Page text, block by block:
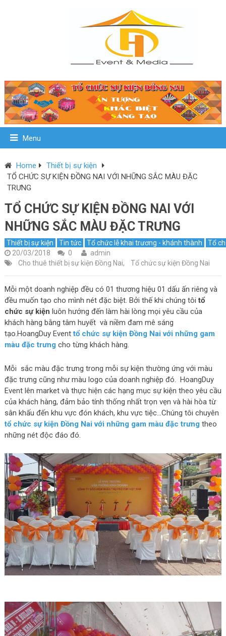
Menu
Home
Thiết bị sự kiện
TỔ CHỨC SỰ KIỆN ĐỒNG NAI VỚI NHỮNG SẮC MÀU ĐẶC
TRƯNG
TỔ CHỨC SỰ KIỆN ĐỒNG NAI VỚI
NHỮNG SẮC MÀU ĐẶC TRƯNG
Thiết bị sự kiện Tin tức Tổ chức lễ khai trương - khánh thành
Tổ
20/03/2018
0
admin
Cho thuê thiết bị sự kiện Đồng Nai, Tổ chức sự kiện Đồng Nai
Mỗi một doanh nghiệp đều có 01 thương hiệu 01 dấu ấn riêng và
đều muốn tạo cho mình nét đặc biệt. Bởi thế khi chúng tôitổ
chức sự kiện luôn hướng đến làm hài lòng mọi yêu cầu của
khách hàng bằng tâm huyết và niềm đam mê sáng
tạo.HoangDuy Eventtổ chức sự kiện Đồng Nai với những gam
màu đặc trưng cho từng khách hàng.
Mỗi sắc màu đặc trưng trong mỗi sự kiện thường ứng với màu
đặc trưng cũng như màu logo của doanh nghiệp đó. HoangDuy
Event lên market và thực hiện các hạng mục sự kiện theo yêu cầu
của khách hàng, đảm bảo tính thống nhất trọn vẹn và hài hòa từ
sân khấu đến khu vực đón khách, khu vực tiệc…Chúng tôi chuyên
tổ chức sự kiện Đồng Nai với những gam màu đặc trưng theo
những nét độc đáo đó.